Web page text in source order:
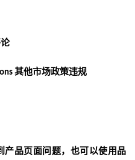
其他市场政策违规
产品页面问题，也可以使用品